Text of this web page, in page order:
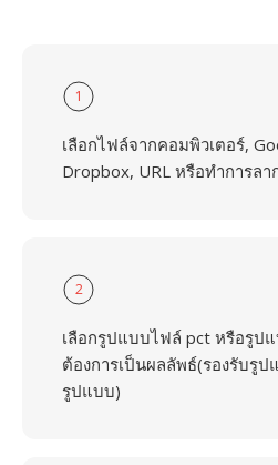
1
เลือกไฟล์จากคอมพิวเตอร์,
Dropbox, URL หรือทำการล
2
เลือกรูปแบบไฟล์ pct หรือรูป
ต้องการเป็นผลลัพธ์(รองรับรู
รูปแบบ)